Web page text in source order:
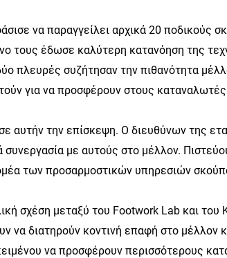
να παραγγείλει αρχικά 20 ποδικούς
τους έδωσε καλύτερη κατανόηση της
πλευρές συζήτησαν την πιθανότητα
για να προσφέρουν στους
αυτήν την επίσκεψη. Ο διευθύνων της
συνεργασία με αυτούς στο μέλλον.
των προσαρμοστικών υπηρεσιών
σχέση μεταξύ του Footwork Lab και του
να διατηρούν κοντινή επαφή στο
να προσφέρουν περισσότερους